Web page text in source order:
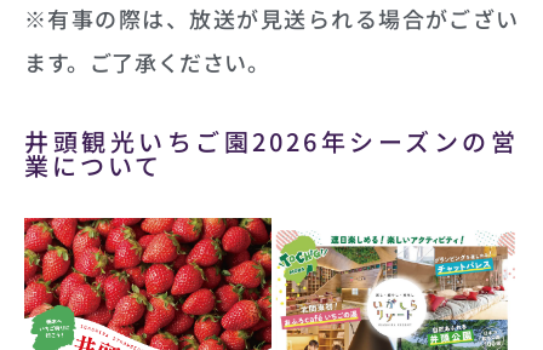
※有事の際は、放送が見送られる場合がござい
ます。ご了承ください。
井頭観光いちご園2026年シーズンの営
業について